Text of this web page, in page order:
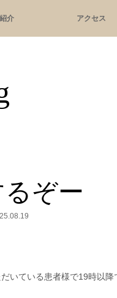
介 アクセス
ぞー
いている患者様で19時以降